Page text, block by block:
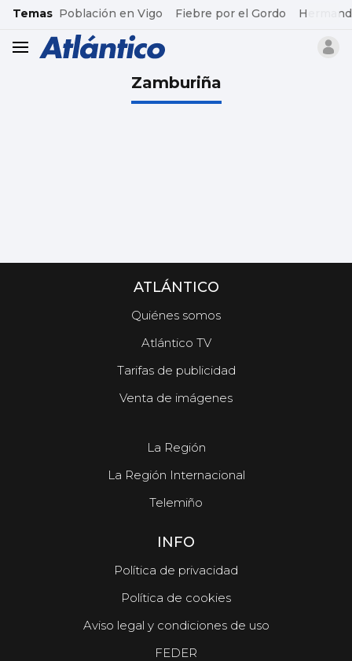
common.go-to-content
Temas Población en Vigo Fiebre por el Gordo
header.menu.open
Zamburiña
ATLÁNTICO
Quiénes somos
Atlántico TV
Tarifas de publicidad
Venta de imágenes
La Región
La Región Internacional
Telemiño
INFO
Política de privacidad
Política de cookies
Aviso legal y condiciones de uso
FEDER